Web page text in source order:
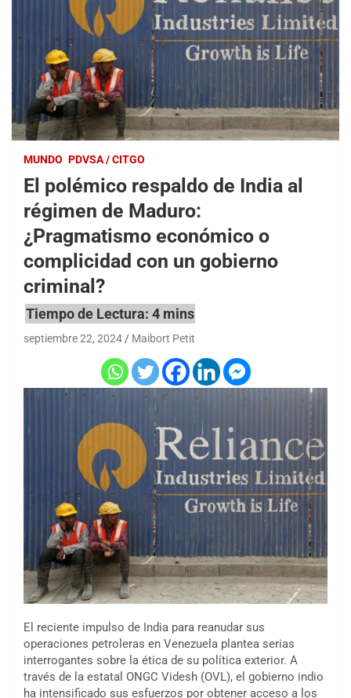
MUNDO PDVSA / CITGO
El polémico respaldo de India al
régimen de Maduro:
¿Pragmatismo económico o
complicidad con un gobierno
criminal?
septiembre 22, 2024 Maibort Petit
El reciente impulso de India para reanudar sus
operaciones petroleras en Venezuela plantea serias
interrogantes sobre la ética de su política exterior. A
través de la estatal ONGC Videsh (OVL), el gobierno indio
ha intensificado sus esfuerzos por obtener acceso a los